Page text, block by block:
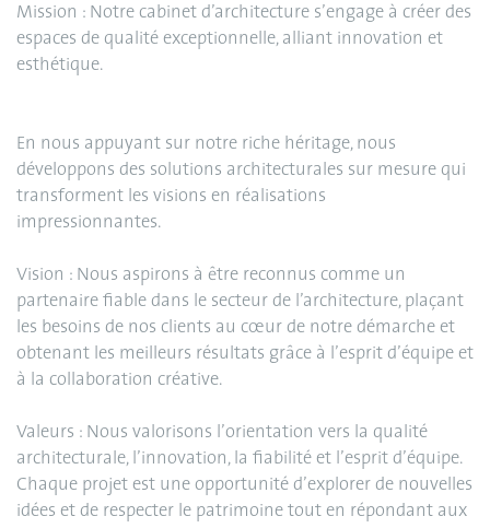
Mission : Notre cabinet d’architecture s’engage à créer des
espaces de qualité exceptionnelle, alliant innovation et
esthétique.
En nous appuyant sur notre riche héritage, nous
développons des solutions architecturales sur mesure qui
transforment les visions en réalisations
impressionnantes.
Vision : Nous aspirons à être reconnus comme un
partenaire fiable dans le secteur de l’architecture, plaçant
les besoins de nos clients au cœur de notre démarche et
obtenant les meilleurs résultats grâce à l’esprit d’équipe et
à la collaboration créative.
Valeurs : Nous valorisons l’orientation vers la qualité
architecturale, l’innovation, la fiabilité et l’esprit d’équipe.
Chaque projet est une opportunité d’explorer de nouvelles
idées et de respecter le patrimoine tout en répondant aux